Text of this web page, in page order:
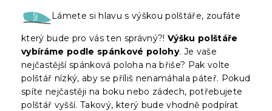
Lámete si hlavu s výškou polštáře, zoufáte
který bude pro vás ten správný?! Výšku polštáře
vybíráme podle spánkové polohy. Je vaše
nejčastější spánková poloha na břiše? Pak volte
polštář nízký, aby se příliš nenamáhala páteř. Pokud
spíte nejčastěji na boku nebo zádech, potřebujete
polštář vyšší. Takový, který bude vhodně podpírat